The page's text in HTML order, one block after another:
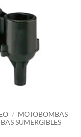
/ MOTOBOMBAS
SUMERGIBLES